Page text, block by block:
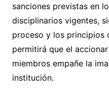
sanciones previstas en
disciplinarios vigentes,
proceso y los principios
permitirá que el
miembros empañe la
institución.